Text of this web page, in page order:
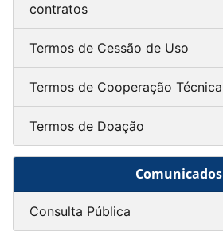
contratos
Termos de Cessão de Uso
Termos de Cooperação Técnica
Termos de Doação
Comunicados
Consulta Pública